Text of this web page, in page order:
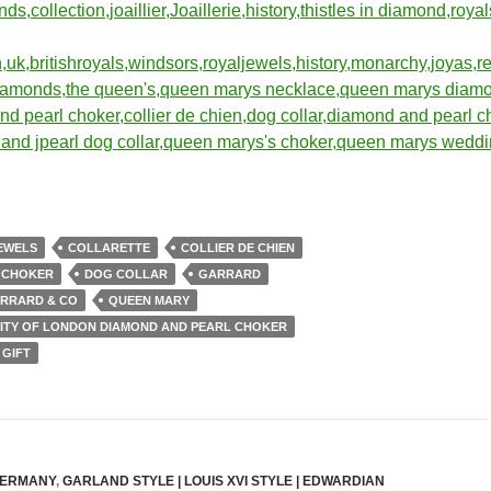
COLLARETTE
COLLIER DE CHIEN
DOG COLLAR
GARRARD
& CO
QUEEN MARY
OF LONDON DIAMOND AND PEARL CHOKER
GIFT
, GARLAND STYLE | LOUIS XVI STYLE | EDWARDIAN